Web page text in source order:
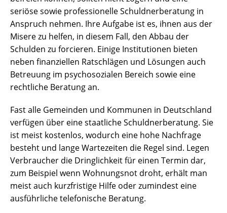
seriöse sowie professionelle Schuldnerberatung in
Anspruch nehmen. Ihre Aufgabe ist es, ihnen aus der
Misere zu helfen, in diesem Fall, den Abbau der
Schulden zu forcieren. Einige Institutionen bieten
neben finanziellen Ratschlägen und Lösungen auch
Betreuung im psychosozialen Bereich sowie eine
rechtliche Beratung an.
Fast alle Gemeinden und Kommunen in Deutschland
verfügen über eine staatliche Schuldnerberatung. Sie
ist meist kostenlos, wodurch eine hohe Nachfrage
besteht und lange Wartezeiten die Regel sind. Legen
Verbraucher die Dringlichkeit für einen Termin dar,
zum Beispiel wenn Wohnungsnot droht, erhält man
meist auch kurzfristige Hilfe oder zumindest eine
ausführliche telefonische Beratung.